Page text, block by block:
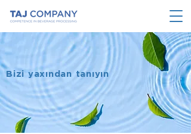
Bizi yaxından tanıyın